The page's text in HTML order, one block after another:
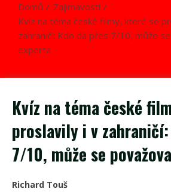
Domů
Zajímavosti
Kvíz na téma české filmy, které se
zahraničí: Kdo dá přes 7/10, může
experta
Kvíz na téma české
proslavily i v
7/10, může se
Richard Touš